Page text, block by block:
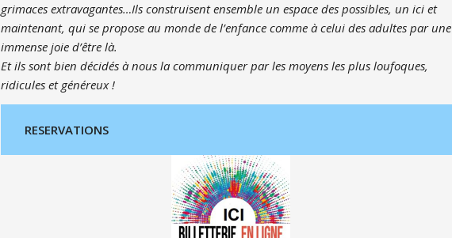
grimaces extravagantes…Ils construisent ensemble un espace des possibles, un ici et
maintenant, qui se propose au monde de l’enfance comme à celui des adultes par une
immense joie d’être là.
Et ils sont bien décidés à nous la communiquer par les moyens les plus loufoques,
ridicules et généreux !
RESERVATIONS